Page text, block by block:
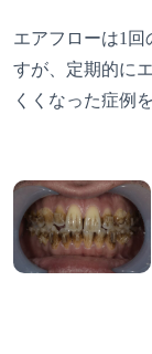
エアフローは1回
すが、定期的に
くくなった症例